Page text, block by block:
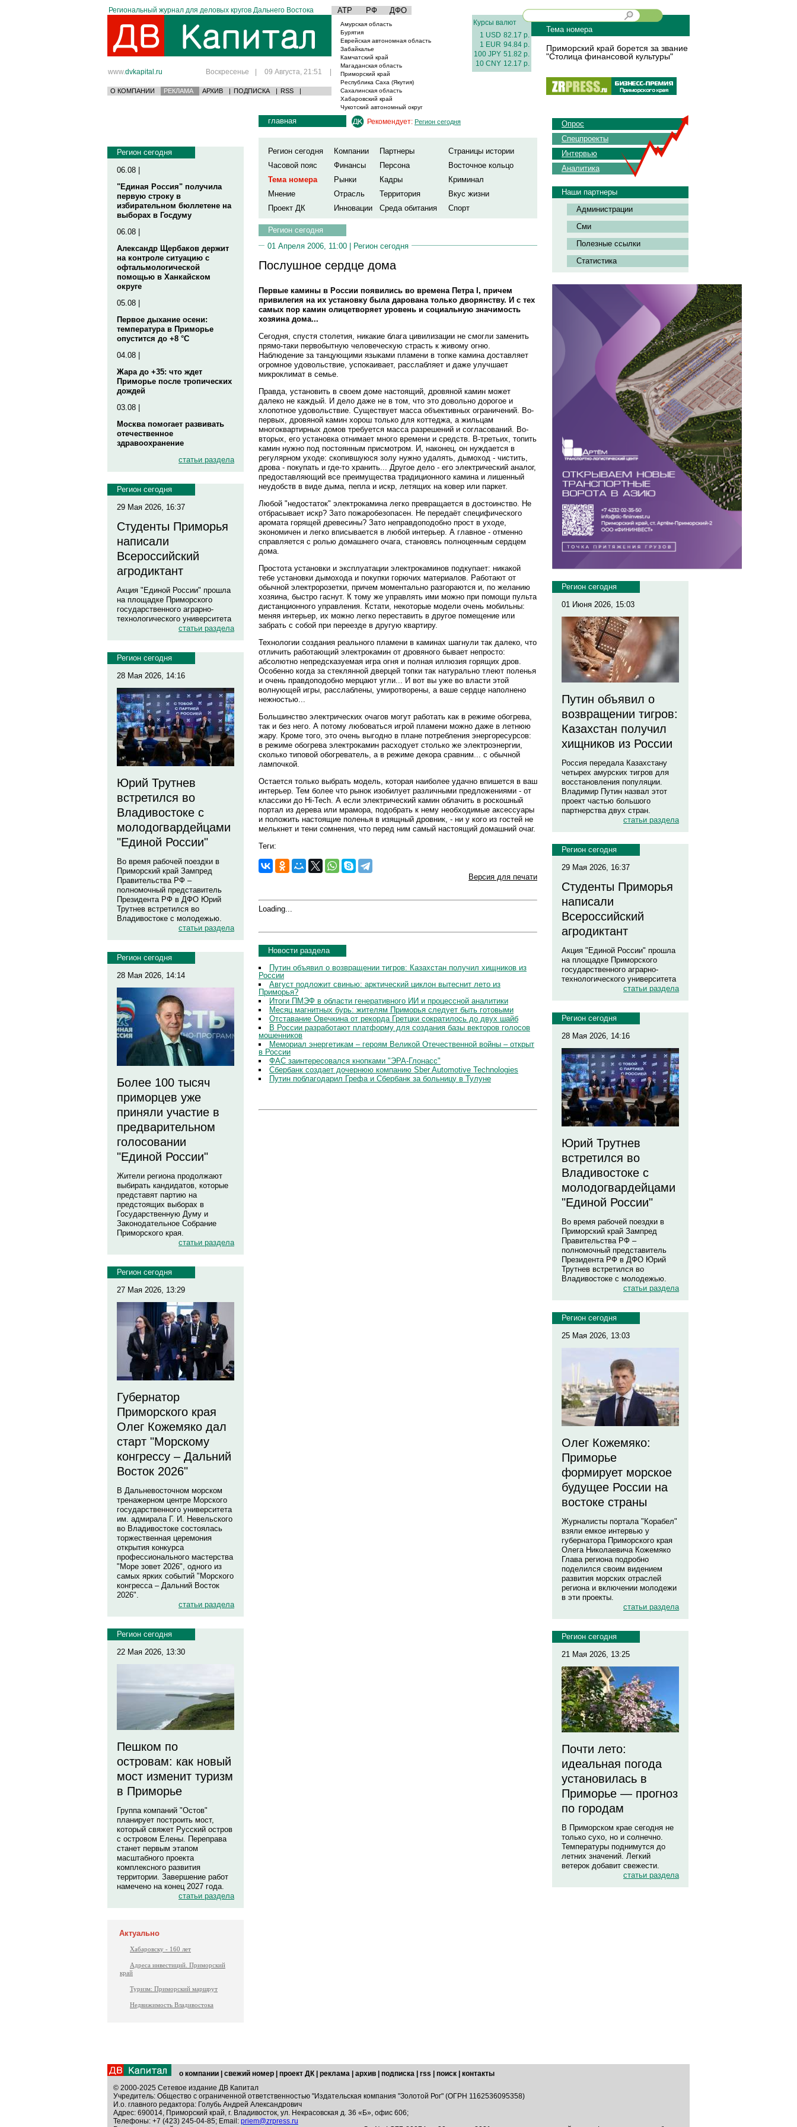
Региональный журнал для деловых кругов Дальнего Востока АТР РФ ДФО
www.dvkapital.ru Воскресенье | 09 Августа, 21:51 |
О КОМПАНИИ РЕКЛАМА АРХИВ | ПОДПИСКА | RSS |
Амурская область
Бурятия
Еврейская автономная область
Забайкалье
Камчатский край
Магаданская область
Приморский край
Республика Саха (Якутия)
Сахалинская область
Хабаровский край
Чукотский автономный округ
Курсы валют
1 USD 82.17 р.
1 EUR 94.84 р.
100 JPY 51.82 р.
10 CNY 12.17 р.
Тема номера
Приморский край борется за звание
"Столица финансовой культуры"
Регион сегодня
06.08 |
"Единая Россия" получила
первую строку в
избирательном бюллетене на
выборах в Госдуму
06.08 |
Александр Щербаков держит
на контроле ситуацию с
офтальмологической
помощью в Ханкайском
округе
05.08 |
Первое дыхание осени:
температура в Приморье
опустится до +8 °C
04.08 |
Жара до +35: что ждет
Приморье после тропических
дождей
03.08 |
Москва помогает развивать
отечественное
здравоохранение
статьи раздела
Регион сегодня
29 Мая 2026, 16:37
Студенты Приморья
написали
Всероссийский
агродиктант
Акция "Единой России" прошла
на площадке Приморского
государственного аграрно-
технологического университета
статьи раздела
Регион сегодня
28 Мая 2026, 14:16
Юрий Трутнев
встретился во
Владивостоке с
молодогвардейцами
"Единой России"
Во время рабочей поездки в
Приморский край Зампред
Правительства РФ –
полномочный представитель
Президента РФ в ДФО Юрий
Трутнев встретился во
Владивостоке с молодежью.
статьи раздела
Регион сегодня
28 Мая 2026, 14:14
Более 100 тысяч
приморцев уже
приняли участие в
предварительном
голосовании
"Единой России"
Жители региона продолжают
выбирать кандидатов, которые
представят партию на
предстоящих выборах в
Государственную Думу и
Законодательное Собрание
Приморского края.
статьи раздела
Регион сегодня
27 Мая 2026, 13:29
Губернатор
Приморского края
Олег Кожемяко дал
старт "Морскому
конгрессу – Дальний
Восток 2026"
В Дальневосточном морском
тренажерном центре Морского
государственного университета
им. адмирала Г. И. Невельского
во Владивостоке состоялась
торжественная церемония
открытия конкурса
профессионального мастерства
"Море зовет 2026", одного из
самых ярких событий "Морского
конгресса – Дальний Восток
2026".
статьи раздела
Регион сегодня
22 Мая 2026, 13:30
Пешком по
островам: как новый
мост изменит туризм
в Приморье
Группа компаний "Остов"
планирует построить мост,
который свяжет Русский остров
с островом Елены. Переправа
станет первым этапом
масштабного проекта
комплексного развития
территории. Завершение работ
намечено на конец 2027 года.
статьи раздела
Актуально
Хабаровску - 160 лет
Адреса инвестиций. Приморский
край
Туризм: Приморский маршрут
Недвижимость Владивостока
главная Рекомендует: Регион сегодня
Регион сегодня Компании Партнеры
Страницы истории
Часовой пояс
Финансы Персона
Восточное кольцо
Тема номера
Рынки Кадры
Криминал
Мнение
Отрасль Территория
Вкус жизни
Проект ДК
Инновации Среда обитания Спорт
Регион сегодня
01 Апреля 2006, 11:00 | Регион сегодня
Послушное сердце дома
Первые камины в России появились во времена Петра I, причем
привилегия на их установку была дарована только дворянству. И с тех
самых пор камин олицетворяет уровень и социальную значимость
хозяина дома...
Сегодня, спустя столетия, никакие блага цивилизации не смогли заменить
прямо-таки первобытную человеческую страсть к живому огню.
Наблюдение за танцующими языками пламени в топке камина доставляет
огромное удовольствие, успокаивает, расслабляет и даже улучшает
микроклимат в семье.
Правда, установить в своем доме настоящий, дровяной камин может
далеко не каждый. И дело даже не в том, что это довольно дорогое и
хлопотное удовольствие. Существует масса объективных ограничений. Во-
первых, дровяной камин хорош только для коттеджа, а жильцам
многоквартирных домов требуется масса разрешений и согласований. Во-
вторых, его установка отнимает много времени и средств. В-третьих, топить
камин нужно под постоянным присмотром. И, наконец, он нуждается в
регулярном уходе: скопившуюся золу нужно удалять, дымоход - чистить,
дрова - покупать и где-то хранить... Другое дело - его электрический аналог,
предоставляющий все преимущества традиционного камина и лишенный
неудобств в виде дыма, пепла и искр, летящих на ковер или паркет.
Любой "недостаток" электрокамина легко превращается в достоинство. Не
отбрасывает искр? Зато пожаробезопасен. Не передаёт специфического
аромата горящей древесины? Зато неправдоподобно прост в уходе,
экономичен и легко вписывается в любой интерьер. А главное - отменно
справляется с ролью домашнего очага, становясь полноценным сердцем
дома.
Простота установки и эксплуатации электрокаминов подкупает: никакой
тебе установки дымохода и покупки горючих материалов. Работают от
обычной электророзетки, причем моментально разгораются и, по желанию
хозяина, быстро гаснут. К тому же управлять ими можно при помощи пульта
дистанционного управления. Кстати, некоторые модели очень мобильны:
меняя интерьер, их можно легко переставить в другое помещение или
забрать с собой при переезде в другую квартиру.
Технологии создания реального пламени в каминах шагнули так далеко, что
отличить работающий электрокамин от дровяного бывает непросто:
абсолютно непредсказуемая игра огня и полная иллюзия горящих дров.
Особенно когда за стеклянной дверцей топки так натурально тлеют поленья
и очень правдоподобно мерцают угли... И вот вы уже во власти этой
волнующей игры, расслаблены, умиротворены, а ваше сердце наполнено
нежностью...
Большинство электрических очагов могут работать как в режиме обогрева,
так и без него. А потому любоваться игрой пламени можно даже в летнюю
жару. Кроме того, это очень выгодно в плане потребления энергоресурсов:
в режиме обогрева электрокамин расходует столько же электроэнергии,
сколько типовой обогреватель, а в режиме декора сравним... с обычной
лампочкой.
Остается только выбрать модель, которая наиболее удачно впишется в ваш
интерьер. Тем более что рынок изобилует различными предложениями - от
классики до Hi-Tech. А если электрический камин облачить в роскошный
портал из дерева или мрамора, подобрать к нему необходимые аксессуары
и положить настоящие поленья в изящный дровник, - ни у кого из гостей не
мелькнет и тени сомнения, что перед ним самый настоящий домашний очаг.
Теги:
Версия для печати
Loading...
Новости раздела
Путин объявил о возвращении тигров: Казахстан получил хищников из
России
Август подложит свинью: арктический циклон вытеснит лето из
Приморья?
Итоги ПМЭФ в области генеративного ИИ и процессной аналитики
Месяц магнитных бурь: жителям Приморья следует быть готовыми
Отставание Овечкина от рекорда Гретцки сократилось до двух шайб
В России разработают платформу для создания базы векторов голосов
мошенников
Мемориал энергетикам – героям Великой Отечественной войны – открыт
в России
ФАС заинтересовался кнопками "ЭРА-Глонасс"
Сбербанк создает дочернюю компанию Sber Automotive Technologies
Путин поблагодарил Грефа и Сбербанк за больницу в Тулуне
Опрос
Спецпроекты
Интервью
Аналитика
Наши партнеры
Администрации
Сми
Полезные ссылки
Статистика
Регион сегодня
01 Июня 2026, 15:03
Путин объявил о
возвращении тигров:
Казахстан получил
хищников из России
Россия передала Казахстану
четырех амурских тигров для
восстановления популяции.
Владимир Путин назвал этот
проект частью большого
партнерства двух стран.
статьи раздела
Регион сегодня
29 Мая 2026, 16:37
Студенты Приморья
написали
Всероссийский
агродиктант
Акция "Единой России" прошла
на площадке Приморского
государственного аграрно-
технологического университета
статьи раздела
Регион сегодня
28 Мая 2026, 14:16
Юрий Трутнев
встретился во
Владивостоке с
молодогвардейцами
"Единой России"
Во время рабочей поездки в
Приморский край Зампред
Правительства РФ –
полномочный представитель
Президента РФ в ДФО Юрий
Трутнев встретился во
Владивостоке с молодежью.
статьи раздела
Регион сегодня
25 Мая 2026, 13:03
Олег Кожемяко:
Приморье
формирует морское
будущее России на
востоке страны
Журналисты портала "Корабел"
взяли емкое интервью у
губернатора Приморского края
Олега Николаевича Кожемяко
Глава региона подробно
поделился своим видением
развития морских отраслей
региона и включении молодежи
в эти проекты.
статьи раздела
Регион сегодня
21 Мая 2026, 13:25
Почти лето:
идеальная погода
установилась в
Приморье — прогноз
по городам
В Приморском крае сегодня не
только сухо, но и солнечно.
Температуры поднимутся до
летних значений. Легкий
ветерок добавит свежести.
статьи раздела
о компании свежий номер проект ДК реклама архив подписка rss поиск
контакты
© 2000-2025 Сетевое издание ДВ Капитал
Учредитель: Общество с ограниченной ответственностью "Издательская компания "Золотой Рог" (ОГРН 1162536095358)
И.о. главного редактора: Голубь Андрей Александрович
Адрес: 690014, Приморский край, г. Владивосток, ул. Некрасовская д. 36 «Б», офис 606;
Телефоны: +7 (423) 245-04-85; Email: priem@zrpress.ru